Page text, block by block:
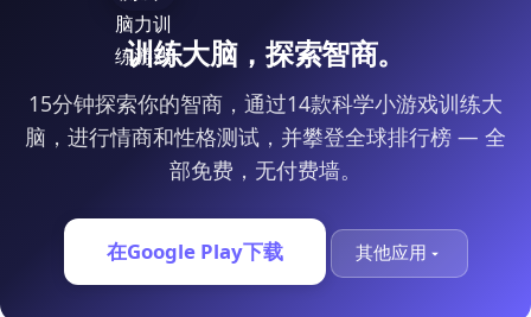
训练大脑，探索智商。
15分钟探索你的智商，通过14款科学小游戏训练大
脑，进行情商和性格测试，并攀登全球排行榜 — 全
部免费，无付费墙。
在Google Play下载 其他应用